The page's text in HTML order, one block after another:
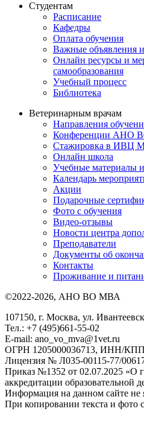
Студентам
Расписание
Кафедры
Оплата обучения
Важные объявления
Онлайн ресурсы и
самообразования
Учебный процесс
Библиотека
Ветеринарным врачам
Направления
Конференции АНО
Стажировка в ИВЦ
Онлайн школа
Учебные материалы
Календарь
Акции
Подарочные
Фото с обучения
Видео-отзывы
Новости центра
Преподаватели
Документы об
Контакты
Проживание и
©2022-2026, АНО ВО МВА
107150, г. Москва, ул.
Тел.: +7 (495)661-55-02
E-mail: ano_vo_mva@1vet.ru
ОГРН 1205000036713, ИНН/КПП
Лицензия № Л035-00115-77/
Приказ №1352 от 02.07.2025 «О
аккредитации образовательной
Информация на данном сайте не
При копировании текста и фото